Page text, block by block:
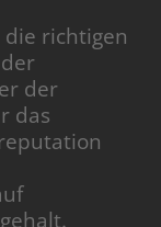
richtigen
der
das